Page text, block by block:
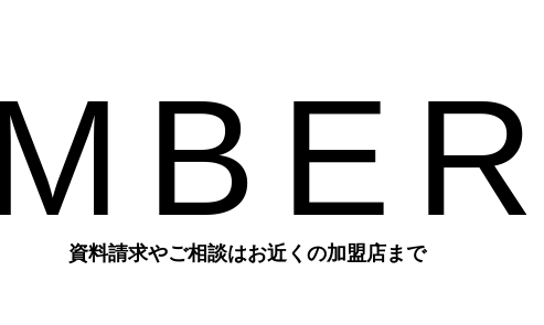
B E R
資料請求やご相談はお近くの加盟店まで